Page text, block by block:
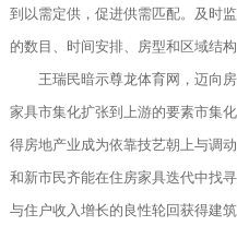
到以需定供，促进供需匹配。及时
的数目、时间安排、房型和区域结构
王瑞民暗示尊龙体育网，迈向房
家具市集化扩张到上游的要素市集
得房地产业成为依靠技艺朝上与调
和新市民齐能在住房家具迭代中找
与住户收入增长的良性轮回获得建